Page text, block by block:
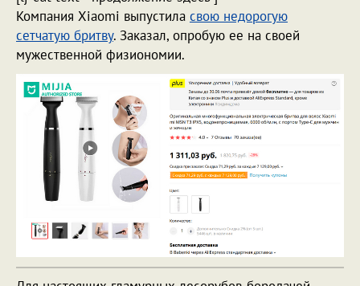
Компания Xiaomi выпустила свою недорогую
сетчатую бритву. Заказал, опробую ее на своей
мужественной физиономии.